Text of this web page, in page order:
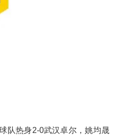
队热身2-0武汉卓尔，姚均晟